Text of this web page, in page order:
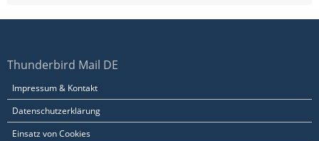
Thunderbird Mail DE
Impressum & Kontakt
Datenschutzerklärung
Einsatz von Cookies